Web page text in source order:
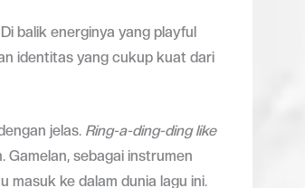
balik energinya yang playful
identitas yang cukup kuat dari
jelas. Ring-a-ding-ding like
sebagai instrumen
masuk ke dalam dunia lagu ini.